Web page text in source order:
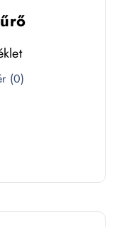
(0)